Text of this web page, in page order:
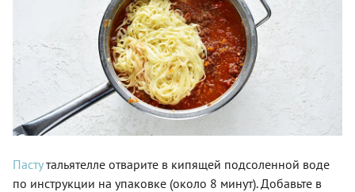
Пастутальятелле отварите в кипящей подсоленной воде
по инструкции на упаковке (около 8 минут). Добавьте в